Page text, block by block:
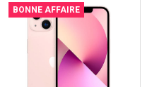
BONNE AFFAIRE